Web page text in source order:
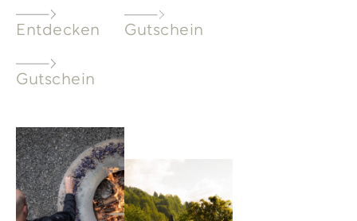
Entdecken
Gutschein
Gutschein